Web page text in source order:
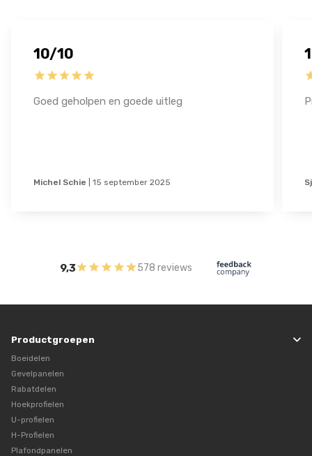
10/10
Goed geholpen en goede uitleg
Michel Schie 15 september 2025
9,3 578 reviews
Productgroepen
Boeidelen
Gevelpanelen
Rabatdelen
Hoekprofielen
U-profielen
H-Profielen
Plafondpanelen